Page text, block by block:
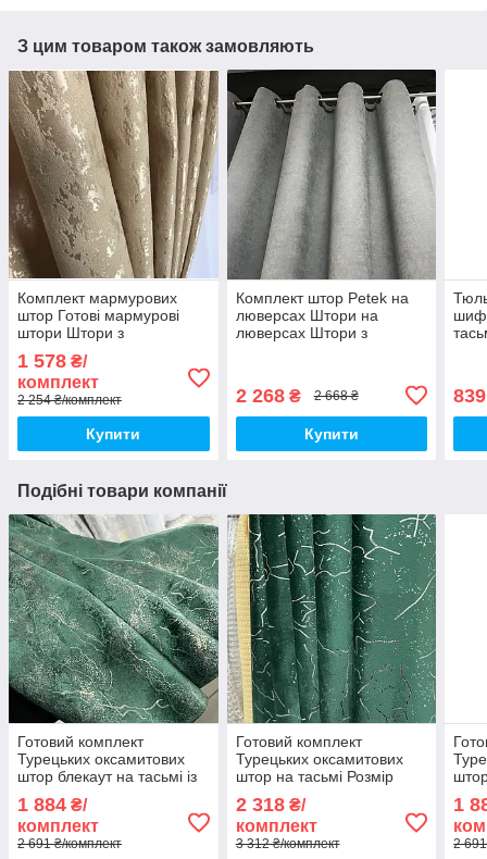
З цим товаром також замовляють
Комплект мармурових
штор Готові мармурові
штори Штори з
200х270 Колір Бежевий
1 578 ₴/
комплект
2 254 ₴/комплект
Купити
Комплект штор Petek на
люверсах Штори на
люверсах Штори з
2 268₴ 2 668 ₴
Купити
839
Подібні товари компанії
Готовий комплект
Турецьких оксамитових
штор блекаут на тасьмі із
підхватами Розмір
150на280см Колір
Смарагдовий
1 884 ₴/
комплект
2 691 ₴/комплект
Готовий комплект
Турецьких оксамитових
штор на тасьмі Розмір
200на280см Колір
смарагдовий
2 318₴/
комплект
3 312 ₴/комплект
1
2